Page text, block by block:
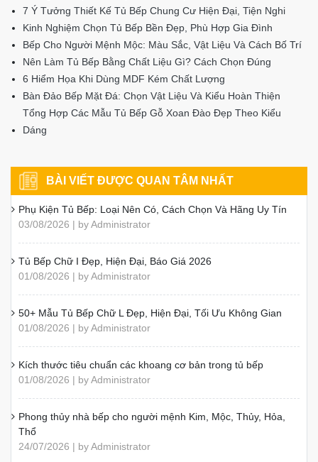
7 Ý Tưởng Thiết Kế Tủ Bếp Chung Cư Hiện Đại, Tiện Nghi
Kinh Nghiệm Chọn Tủ Bếp Bền Đẹp, Phù Hợp Gia Đình
Bếp Cho Người Mệnh Mộc: Màu Sắc, Vật Liệu Và Cách Bố Trí
Nên Làm Tủ Bếp Bằng Chất Liệu Gì? Cách Chọn Đúng
6 Hiểm Họa Khi Dùng MDF Kém Chất Lượng
Bàn Đảo Bếp Mặt Đá: Chọn Vật Liệu Và Kiểu Hoàn Thiện
Tổng Hợp Các Mẫu Tủ Bếp Gỗ Xoan Đào Đẹp Theo Kiểu
Dáng
BÀI VIẾT ĐƯỢC QUAN TÂM NHẤT
Phụ Kiện Tủ Bếp: Loại Nên Có, Cách Chọn Và Hãng Uy Tín
03/08/2026 | by Administrator
Tủ Bếp Chữ I Đẹp, Hiện Đại, Báo Giá 2026
01/08/2026 | by Administrator
50+ Mẫu Tủ Bếp Chữ L Đẹp, Hiện Đại, Tối Ưu Không Gian
01/08/2026 | by Administrator
Kích thước tiêu chuẩn các khoang cơ bản trong tủ bếp
01/08/2026 | by Administrator
Phong thủy nhà bếp cho người mệnh Kim, Mộc, Thủy, Hỏa,
Thổ
24/07/2026 | by Administrator